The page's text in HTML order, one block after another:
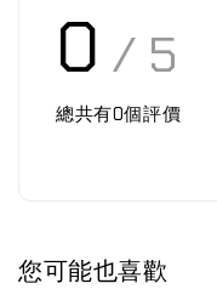
0 / 5
總共有0個評價
您可能也喜歡